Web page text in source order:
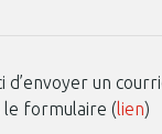
un
le formulaire (lien)